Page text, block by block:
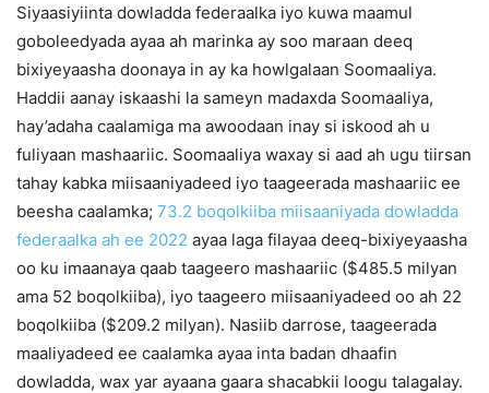
Siyaasiyiinta dowladda federaalka iyo kuwa maamul
goboleedyada ayaa ah marinka ay soo maraan deeq
bixiyeyaasha doonaya in ay ka howlgalaan Soomaaliya.
Haddii aanay iskaashi la sameyn madaxda Soomaaliya,
hay’adaha caalamiga ma awoodaan inay si iskood ah u
fuliyaan mashaariic. Soomaaliya waxay si aad ah ugu tiirsan
tahay kabka miisaaniyadeed iyo taageerada mashaariic ee
beesha caalamka; 73.2 boqolkiiba miisaaniyada dowladda
federaalka ah ee 2022 ayaa laga filayaa deeq-bixiyeyaasha
oo ku imaanaya qaab taageero mashaariic ($485.5 milyan
ama 52 boqolkiiba), iyo taageero miisaaniyadeed oo ah 22
boqolkiiba ($209.2 milyan). Nasiib darrose, taageerada
maaliyadeed ee caalamka ayaa inta badan dhaafin
dowladda, wax yar ayaana gaara shacabkii loogu talagalay.